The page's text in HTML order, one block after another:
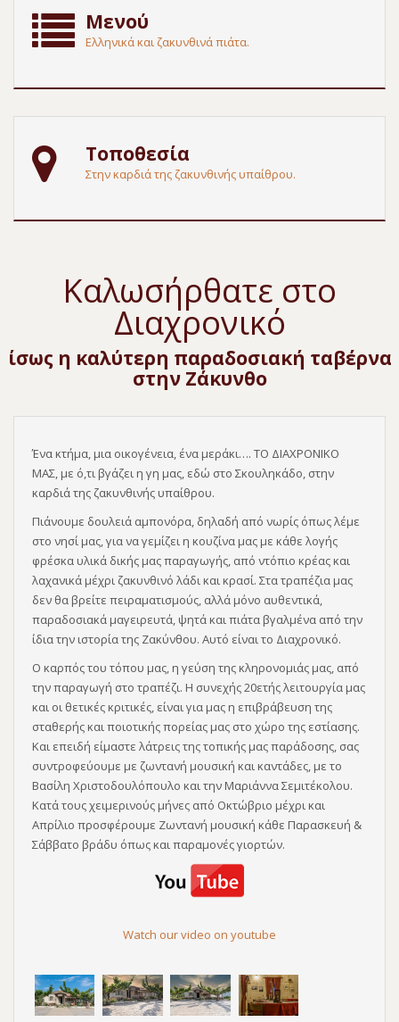
Μενού
Ελληνικά και ζακυνθινά πιάτα.
Τοποθεσία
Στην καρδιά της ζακυνθινής υπαίθρου.
Καλωσήρθατε στο
Διαχρονικό
ίσως η καλύτερη παραδοσιακή ταβέρνα
στην Ζάκυνθο
Ένα κτήμα, μια οικογένεια, ένα μεράκι…. ΤΟ ΔΙΑΧΡΟΝΙΚΟ
ΜΑΣ, με ό,τι βγάζει η γη μας, εδώ στο Σκουληκάδο, στην
καρδιά της ζακυνθινής υπαίθρου.
Πιάνουμε δουλειά αμπονόρα, δηλαδή από νωρίς όπως λέμε
στο νησί μας, για να γεμίζει η κουζίνα μας με κάθε λογής
φρέσκα υλικά δικής μας παραγωγής, από ντόπιο κρέας και
λαχανικά μέχρι ζακυνθινό λάδι και κρασί. Στα τραπέζια μας
δεν θα βρείτε πειραματισμούς, αλλά μόνο αυθεντικά,
παραδοσιακά μαγειρευτά, ψητά και πιάτα βγαλμένα από την
ίδια την ιστορία της Ζακύνθου. Αυτό είναι το Διαχρονικό.
Ο καρπός του τόπου μας, η γεύση της κληρονομιάς μας, από
την παραγωγή στο τραπέζι. Η συνεχής 20ετής λειτουργία μας
και οι θετικές κριτικές, είναι για μας η επιβράβευση της
σταθερής και ποιοτικής πορείας μας στο χώρο της εστίασης.
Και επειδή είμαστε λάτρεις της τοπικής μας παράδοσης, σας
συντροφεύουμε με ζωντανή μουσική και καντάδες, με το
Βασίλη Χριστοδουλόπουλο και την Μαριάννα Σεμιτέκολου.
Κατά τους χειμερινούς μήνες από Οκτώβριο μέχρι και
Απρίλιο προσφέρουμε Ζωντανή μουσική κάθε Παρασκευή &
Σάββατο βράδυ όπως και παραμονές γιορτών.
Watch our video on youtube